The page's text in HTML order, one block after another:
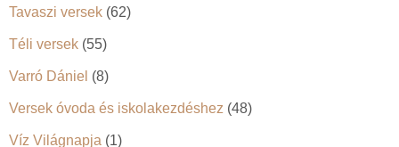
Tavaszi versek (62)
Téli versek (55)
Varró Dániel (8)
Versek óvoda és iskolakezdéshez (48)
Víz Világnapja (1)